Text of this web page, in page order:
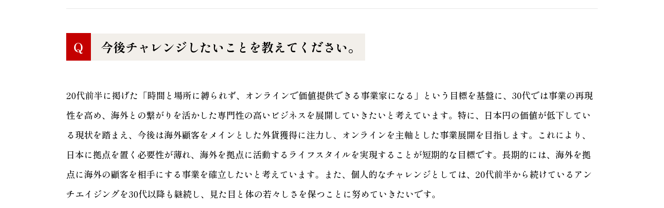
Q 今後チャレンジしたいことを教えてください。
20代前半に掲げた「時間と場所に縛られず、オンラインで価値提供できる事業家になる」という目標を基盤に、30代では事業の再現
性を高め、海外との繋がりを活かした専門性の高いビジネスを展開していきたいと考えています。特に、日本円の価値が低下してい
る現状を踏まえ、今後は海外顧客をメインとした外貨獲得に注力し、オンラインを主軸とした事業展開を目指します。これにより、
日本に拠点を置く必要性が薄れ、海外を拠点に活動するライフスタイルを実現することが短期的な目標です。長期的には、海外を拠
点に海外の顧客を相手にする事業を確立したいと考えています。また、個人的なチャレンジとしては、20代前半から続けているアン
チエイジングを30代以降も継続し、見た目と体の若々しさを保つことに努めていきたいです。